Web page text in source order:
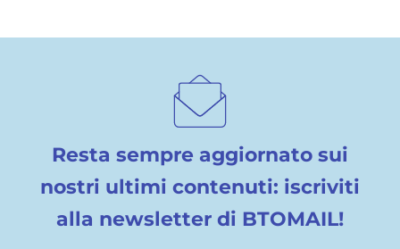
Resta sempre aggiornato sui
nostri ultimi contenuti: iscriviti
alla newsletter di BTOMAIL!